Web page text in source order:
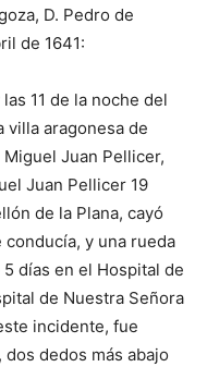
D. Pedro de
de 1641:
11 de la noche del
villa aragonesa de
Juan Pellicer,
Juan Pellicer 19
de la Plana, cayó
y una rueda
días en el Hospital de
de Nuestra Señora
incidente, fue
dedos más abajo